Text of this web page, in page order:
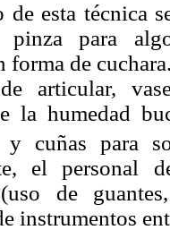
de esta técnica
pinza para
forma de
articular,
la humedad
y cuñas para
el personal
de
instrumentos